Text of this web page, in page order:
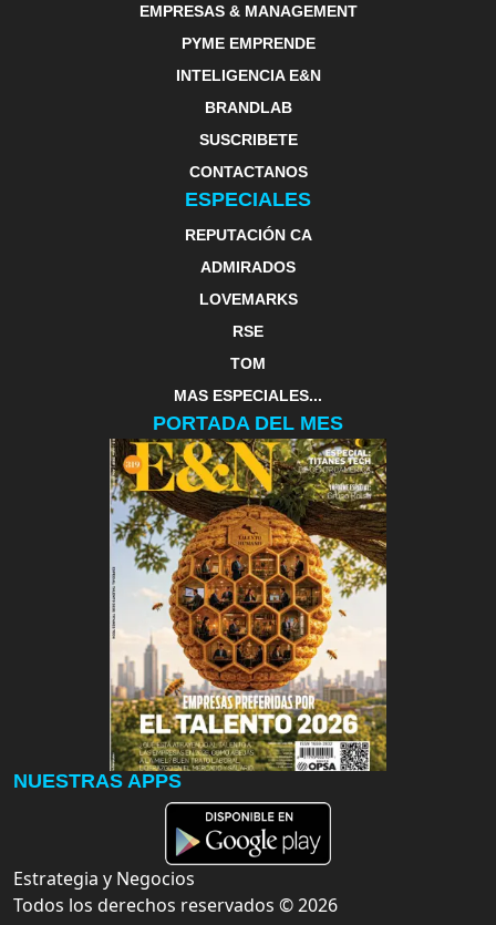
EMPRESAS & MANAGEMENT
PYME EMPRENDE
INTELIGENCIA E&N
BRANDLAB
SUSCRIBETE
CONTACTANOS
ESPECIALES
REPUTACIÓN CA
ADMIRADOS
LOVEMARKS
RSE
TOM
MAS ESPECIALES...
PORTADA DEL MES
NUESTRAS APPS
Estrategia y Negocios
Todos los derechos reservados ©2026